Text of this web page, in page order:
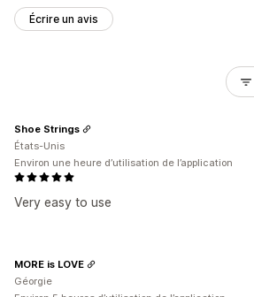
Écrire un avis
Very easy to use
Shoe Strings
États-Unis
Environ une heure d’utilisation de l’application
MORE is LOVE
Géorgie